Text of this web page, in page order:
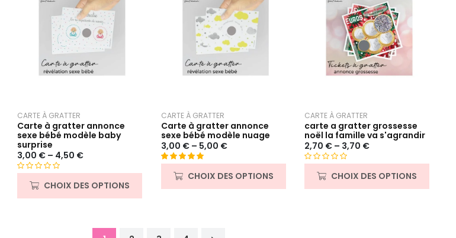
CARTE À GRATTER
Carte à gratter annonce
sexe bébé modèle baby
surprise
3,00 € – 4,50 €
t
CHOIX DES OPTIONS
CARTE À GRATTER
Carte à gratter annonce
sexe bébé modèle nuage
3,00 €– 5,00 €
Noté
sur 5 basé
sur
CHOIX DES OPTIONS
CARTE À GRATTER
carte a gratter grossesse
noël la famille va s'agrandir
2,70 € – 3,70 €
t
CHOIX DES OPTIONS